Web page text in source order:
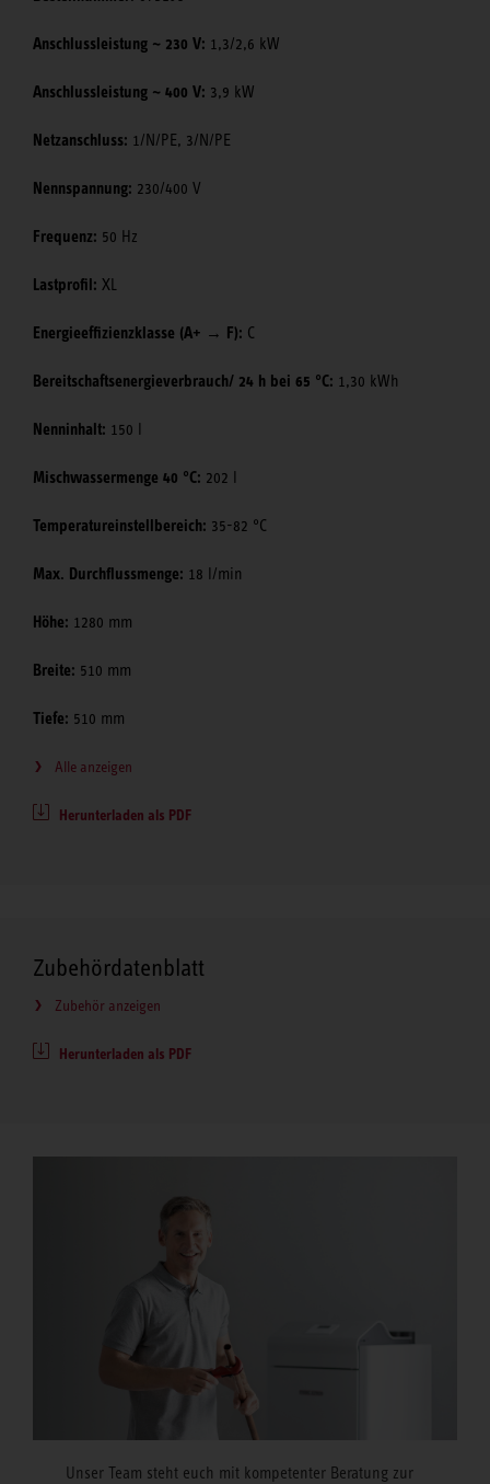
Anschlussleistung ~ 230 V: 1,3/2,6 kW
Anschlussleistung ~ 400 V: 3,9 kW
Netzanschluss: 1/N/PE, 3/N/PE
Nennspannung: 230/400 V
Frequenz: 50 Hz
Lastprofil: XL
Energieeffizienzklasse (A+ → F): C
Bereitschaftsenergieverbrauch/ 24 h bei 65 °C: 1,30 kWh
Nenninhalt: 150 l
Mischwassermenge 40 °C: 202 l
Temperatureinstellbereich: 35-82 °C
Max. Durchflussmenge: 18 l/min
Höhe: 1280 mm
Breite: 510 mm
Tiefe: 510 mm
Alle anzeigen
Herunterladen als PDF
Zubehördatenblatt
Zubehör anzeigen
Herunterladen als PDF
Unser Team steht euch mit kompetenter Beratung zur